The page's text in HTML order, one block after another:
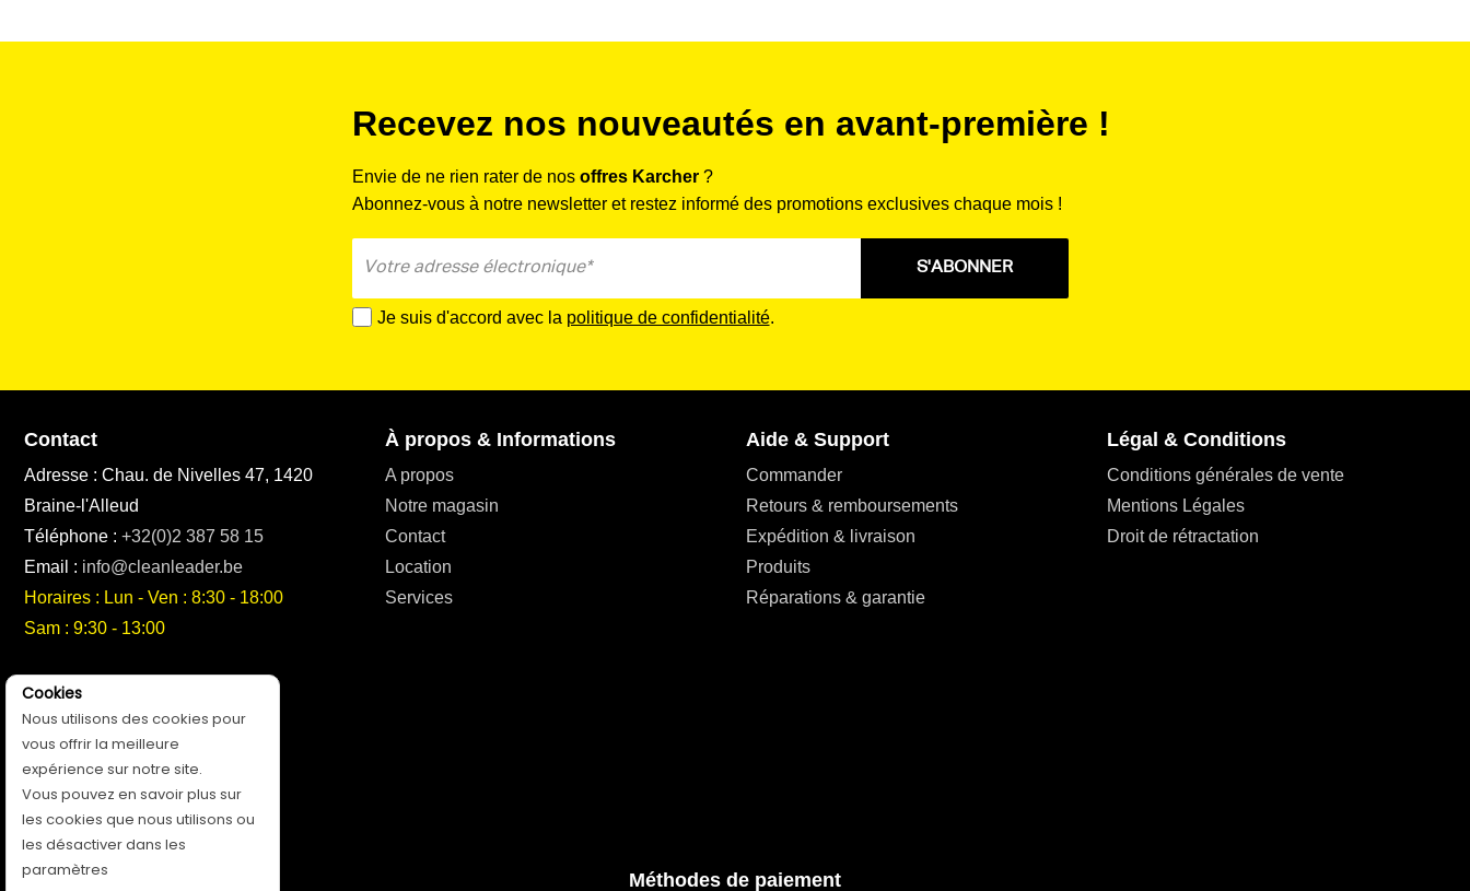
Cookies
Nous utilisons des cookies pour
vous offrir la meilleure
expérience sur notre site.
Vous pouvez en savoir plus sur
les cookies que nous utilisons ou
les désactiver dans les
paramètres
Recevez nos nouveautés en avant-première !
Envie de ne rien rater de nos offres Karcher ?
Abonnez-vous à notre newsletter et restez informé des promotions exclusives chaque mois !
S'ABONNER
Je suis d'accord avec la politique de confidentialité.
Contact
Adresse : Chau. de Nivelles 47, 1420
Braine-l'Alleud
Téléphone : +32(0)2 387 58 15
Email : info@cleanleader.be
Horaires : Lun - Ven : 8:30 - 18:00
Sam : 9:30 - 13:00
À propos & Informations
A propos
Notre magasin
Contact
Location
Services
Aide & Support
Commander
Retours & remboursements
Expédition & livraison
Produits
Réparations & garantie
Légal & Conditions
Conditions générales de vente
Mentions Légales
Droit de rétractation
Suivez-nous!
Méthodes de paiement